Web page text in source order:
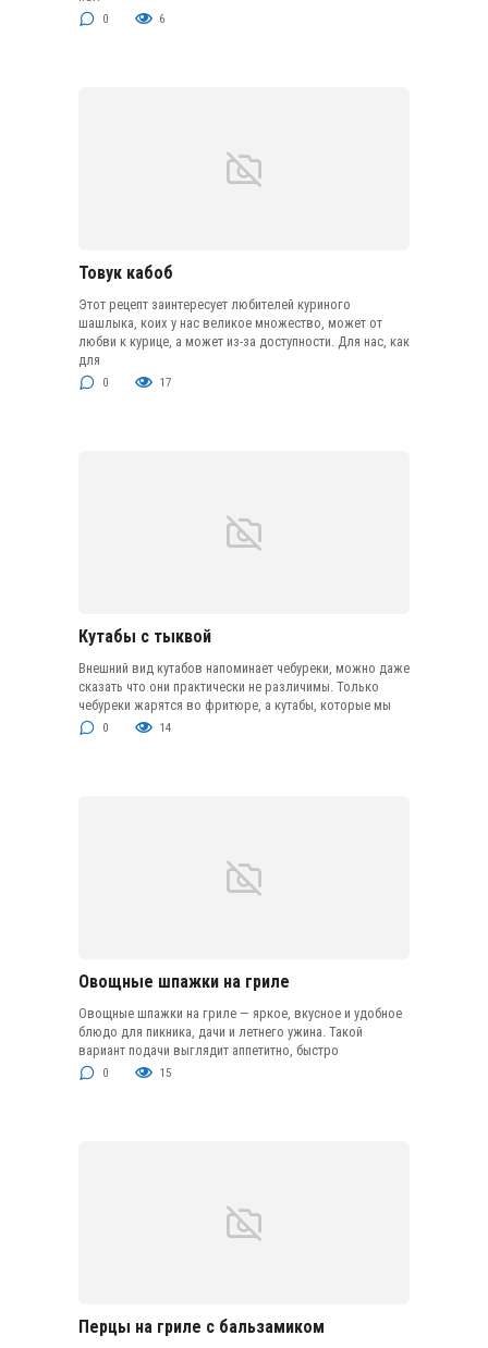
0 6
Товук кабоб
Этот рецепт заинтересует любителей куриного
шашлыка, коих у нас великое множество, может от
любви к курице, а может из-за доступности. Для нас, как
для
0 17
Кутабы с тыквой
Внешний вид кутабов напоминает чебуреки, можно даже
сказать что они практически не различимы. Только
чебуреки жарятся во фритюре, а кутабы, которые мы
0 14
Овощные шпажки на гриле
Овощные шпажки на гриле — яркое, вкусное и удобное
блюдо для пикника, дачи и летнего ужина. Такой
вариант подачи выглядит аппетитно, быстро
0 15
Перцы на гриле с бальзамиком